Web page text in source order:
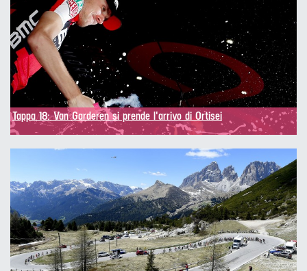
Tappa 18: Van Garderen si prende l'arrivo di Ortisei